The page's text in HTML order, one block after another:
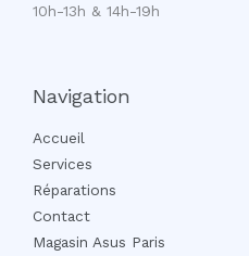
10h-13h & 14h-19h
Navigation
Accueil
Services
Réparations
Contact
Magasin Asus Paris